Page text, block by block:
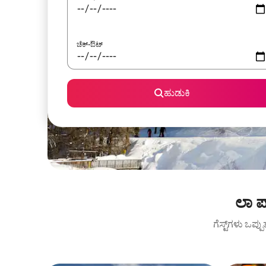
ಚೆಕ್-ಔಟ್
ಹುಡುಕಿ
ಲಾ
ಗೆಸ್ಟ್‌ಗಳು